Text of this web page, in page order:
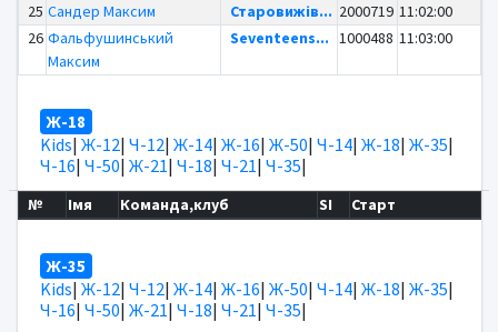
25 Сандер Максим Старовижів... 2000719 11:02:00
26 Фальфушинський
Максим
Seventeens... 1000488 11:03:00
Ж-18
Kids| Ж-12| Ч-12| Ж-14| Ж-16| Ж-50| Ч-14| Ж-18| Ж-35|
Ч-16| Ч-50| Ж-21| Ч-18| Ч-21| Ч-35|
№ Імя Команда,клуб SI Старт
Ж-35
Kids| Ж-12| Ч-12| Ж-14| Ж-16| Ж-50| Ч-14| Ж-18| Ж-35|
Ч-16| Ч-50| Ж-21| Ч-18| Ч-21| Ч-35|